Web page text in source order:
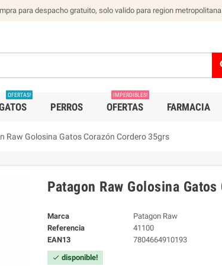
para despacho gratuito, solo valido para region metropolitana
OFERTAS!
PERROS OFERTAS
IMPERDIBLES!
FARMACIA
Raw Golosina Gatos Corazón Cordero 35grs
Patagon Raw Golosina
Marca
Patagon Raw
Referencia
41100
EAN13
7804664910193
check disponible!